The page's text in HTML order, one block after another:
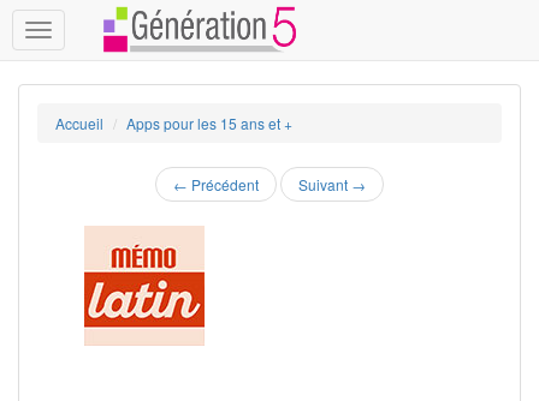
Toggle
navigation
Accueil Apps pour les 15 ans et +
← Précédent Suivant →